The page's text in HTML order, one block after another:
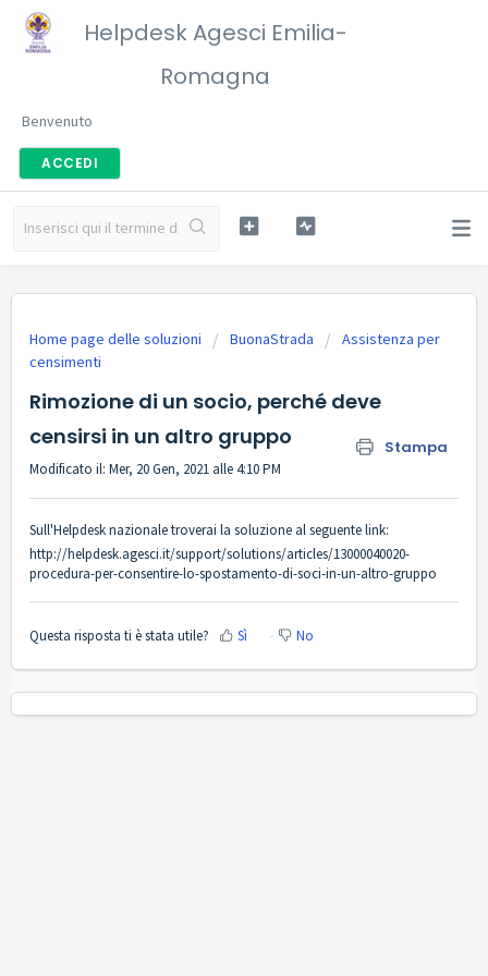
Helpdesk Agesci Emilia-
Romagna
Benvenuto
ACCEDI
Home page delle soluzioni BuonaStrada
Assistenza per
censimenti
Rimozione di un socio, perché deve
censirsi in un altro gruppo
Stampa
Modificato il: Mer, 20 Gen, 2021 alle 4:10 PM
Sull'Helpdesk nazionale troverai la soluzione al seguente link:
http://helpdesk.agesci.it/support/solutions/articles/13000040020-
procedura-per-consentire-lo-spostamento-di-soci-in-un-altro-gruppo
Questa risposta ti è stata utile? Sì No